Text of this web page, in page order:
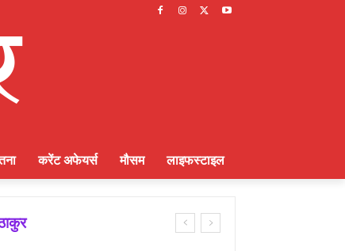
करेंट अफेयर्स मौसम लाइफस्टाइल
: राकेश